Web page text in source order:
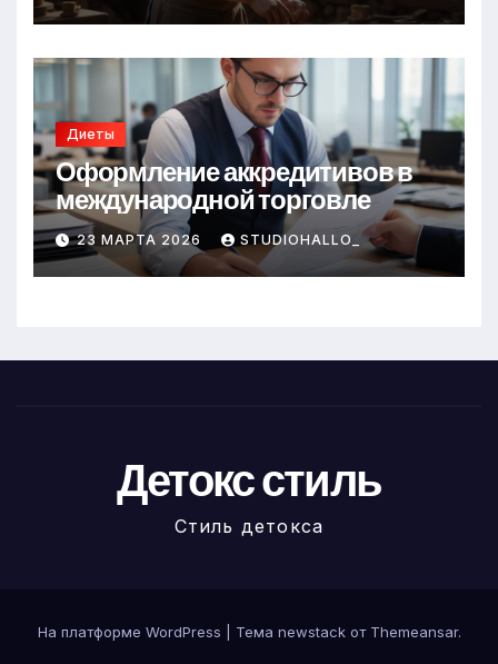
Диеты
Оформление аккредитивов в
международной торговле
23 МАРТА 2026 STUDIOHALLO_
Детокс стиль
Стиль детокса
На платформе WordPress Тема newstack от Themeansar.